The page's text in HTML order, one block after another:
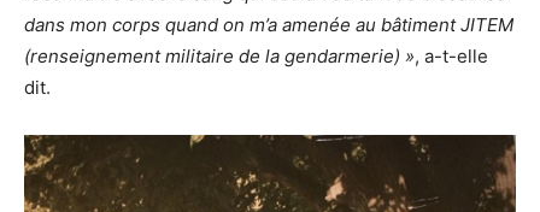
dans mon corps quand on m’a amenée au bâtiment JITEM
(renseignement militaire de la gendarmerie) », a-t-elle
dit.